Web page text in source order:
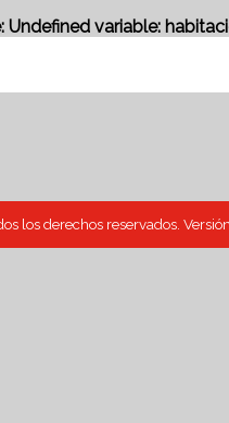
: Undefined variable:
los derechos reservados.